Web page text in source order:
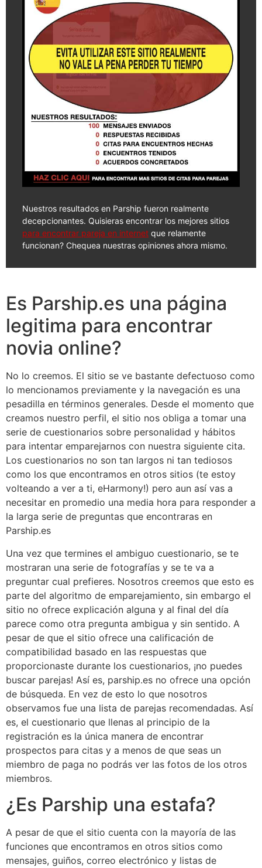
Nuestros resultados en Parship fueron realmente
decepcionantes. Quisieras encontrar los mejores sitios
para encontrar pareja en internet que relamente
funcionan? Chequea nuestras opiniones ahora mismo.
Es Parship.es una página
legitima para encontrar
novia online?
No lo creemos. El sitio se ve bastante defectuoso como
lo mencionamos previamente y la navegación es una
pesadilla en términos generales. Desde el momento que
creamos nuestro perfil, el sitio nos obliga a tomar una
serie de cuestionarios sobre personalidad y hábitos
para intentar emparejarnos con nuestra siguiente cita.
Los cuestionarios no son tan largos ni tan tediosos
como los que encontramos en otros sitios (te estoy
volteando a ver a ti, eHarmony!) pero aun así vas a
necesitar en promedio una media hora para responder a
la larga serie de preguntas que encontraras en
Parship.es
Una vez que termines el ambiguo cuestionario, se te
mostraran una serie de fotografías y se te va a
preguntar cual prefieres. Nosotros creemos que esto es
parte del algoritmo de emparejamiento, sin embargo el
sitio no ofrece explicación alguna y al final del día
parece como otra pregunta ambigua y sin sentido. A
pesar de que el sitio ofrece una calificación de
compatibilidad basado en las respuestas que
proporcionaste durante los cuestionarios, ¡no puedes
buscar parejas! Así es, parship.es no ofrece una opción
de búsqueda. En vez de esto lo que nosotros
observamos fue una lista de parejas recomendadas. Así
es, el cuestionario que llenas al principio de la
registración es la única manera de encontrar
prospectos para citas y a menos de que seas un
miembro de paga no podrás ver las fotos de los otros
miembros.
¿Es Parship una estafa?
A pesar de que el sitio cuenta con la mayoría de las
funciones que encontramos en otros sitios como
mensajes, guiños, correo electrónico y listas de